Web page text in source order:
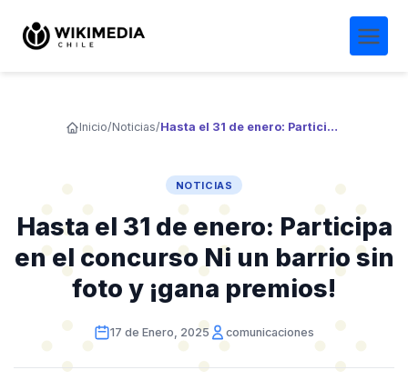
Inicio/Noticias/ Hasta el 31 de enero: Participa en el concurso Ni un barrio sin foto y ¡gana premios!
NOTICIAS
Hasta el 31 de enero: Participa
en el concurso Ni un barrio sin
foto y ¡gana premios!
17 de Enero, 2025 comunicaciones